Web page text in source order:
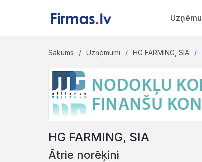
Sākums Uzņēmumi HG FARMING, SIA
HG FARMING, SIA
Ātrie norēķini